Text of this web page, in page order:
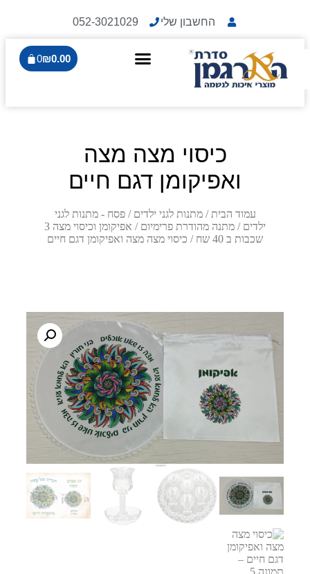
החשבון שלי 052-3021029
₪0.00
0
כיסוי מצה מצה
ואפיקומן דגם חיים
עמוד הבית /מתנות לגני ילדים /פסח - מתנות לגני
ילדים / מתנה מהודרת פרימיום /
אפיקומן וכיסוי מצה 3
שכבות ב 40 שח
/ כיסוי מצה מצה ואפיקומן דגם חיים